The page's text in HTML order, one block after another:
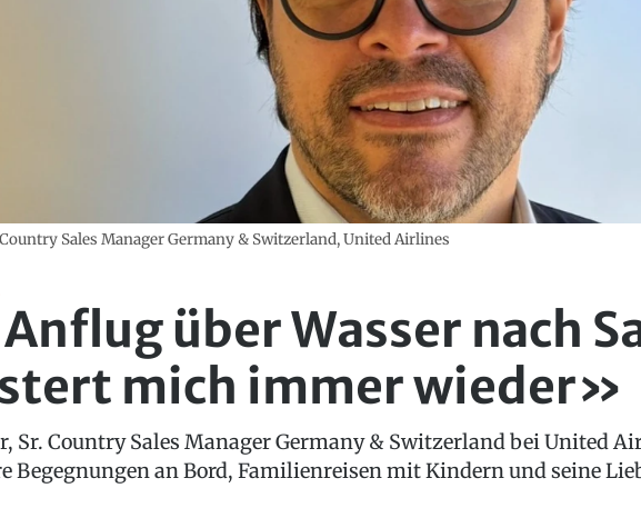
Sales Manager Germany & Switzerland, United Airlines
über Wasser nach
mich immer wieder»
Sr. Country Sales Manager Germany & Switzerland bei United
Begegnungen an Bord, Familienreisen mit Kindern und seine